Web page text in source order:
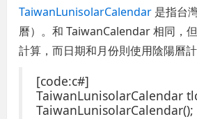
TaiwanLunisolarCalendar 是指台
曆）。和 TaiwanCalendar 相同，
計算，而日期和月份則使用陰陽曆
[code:c#]
TaiwanLunisolarCalendar
TaiwanLunisolarCalendar();